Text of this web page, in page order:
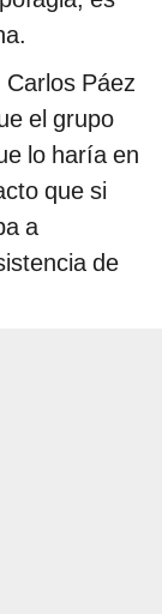
Páez
el grupo
lo haría en
que si
a
de